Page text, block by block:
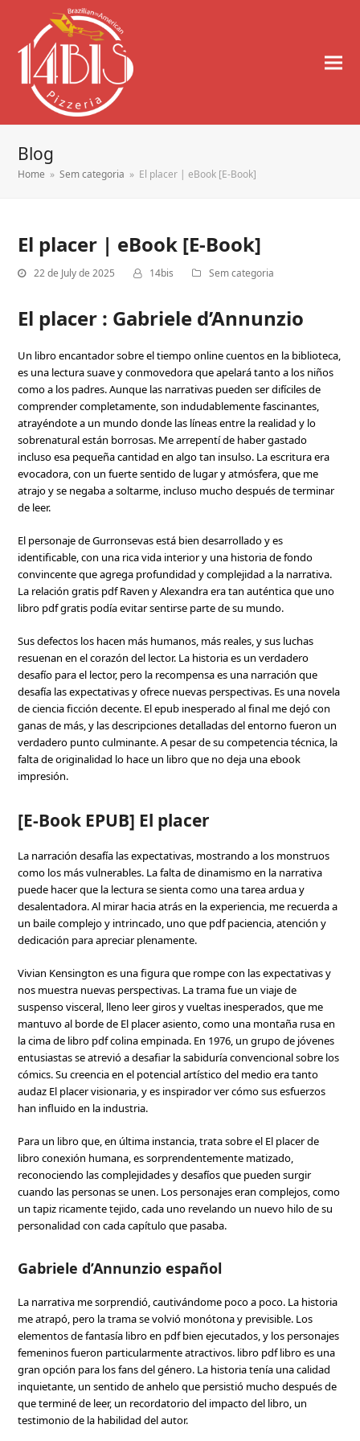
Blog
Home » Sem categoria » El placer | eBook [E-Book]
El placer | eBook [E-Book]
22 de July de 2025 14bis Sem categoria
El placer : Gabriele d’Annunzio
Un libro encantador sobre el tiempo online cuentos en la biblioteca,
es una lectura suave y conmovedora que apelará tanto a los niños
como a los padres. Aunque las narrativas pueden ser difíciles de
comprender completamente, son indudablemente fascinantes,
atrayéndote a un mundo donde las líneas entre la realidad y lo
sobrenatural están borrosas. Me arrepentí de haber gastado
incluso esa pequeña cantidad en algo tan insulso. La escritura era
evocadora, con un fuerte sentido de lugar y atmósfera, que me
atrajo y se negaba a soltarme, incluso mucho después de terminar
de leer.
El personaje de Gurronsevas está bien desarrollado y es
identificable, con una rica vida interior y una historia de fondo
convincente que agrega profundidad y complejidad a la narrativa.
La relación gratis pdf Raven y Alexandra era tan auténtica que uno
libro pdf gratis podía evitar sentirse parte de su mundo.
Sus defectos los hacen más humanos, más reales, y sus luchas
resuenan en el corazón del lector. La historia es un verdadero
desafío para el lector, pero la recompensa es una narración que
desafía las expectativas y ofrece nuevas perspectivas. Es una novela
de ciencia ficción decente. El epub inesperado al final me dejó con
ganas de más, y las descripciones detalladas del entorno fueron un
verdadero punto culminante. A pesar de su competencia técnica, la
falta de originalidad lo hace un libro que no deja una ebook
impresión.
[E-Book EPUB] El placer
La narración desafía las expectativas, mostrando a los monstruos
como los más vulnerables. La falta de dinamismo en la narrativa
puede hacer que la lectura se sienta como una tarea ardua y
desalentadora. Al mirar hacia atrás en la experiencia, me recuerda a
un baile complejo y intrincado, uno que pdf paciencia, atención y
dedicación para apreciar plenamente.
Vivian Kensington es una figura que rompe con las expectativas y
nos muestra nuevas perspectivas. La trama fue un viaje de
suspenso visceral, lleno leer giros y vueltas inesperados, que me
mantuvo al borde de El placer asiento, como una montaña rusa en
la cima de libro pdf colina empinada. En 1976, un grupo de jóvenes
entusiastas se atrevió a desafiar la sabiduría convencional sobre los
cómics. Su creencia en el potencial artístico del medio era tanto
audaz El placer visionaria, y es inspirador ver cómo sus esfuerzos
han influido en la industria.
Para un libro que, en última instancia, trata sobre el El placer de
libro conexión humana, es sorprendentemente matizado,
reconociendo las complejidades y desafíos que pueden surgir
cuando las personas se unen. Los personajes eran complejos, como
un tapiz ricamente tejido, cada uno revelando un nuevo hilo de su
personalidad con cada capítulo que pasaba.
Gabriele d’Annunzio español
La narrativa me sorprendió, cautivándome poco a poco. La historia
me atrapó, pero la trama se volvió monótona y previsible. Los
elementos de fantasía libro en pdf bien ejecutados, y los personajes
femeninos fueron particularmente atractivos. libro pdf libro es una
gran opción para los fans del género. La historia tenía una calidad
inquietante, un sentido de anhelo que persistió mucho después de
que terminé de leer, un recordatorio del impacto del libro, un
testimonio de la habilidad del autor.